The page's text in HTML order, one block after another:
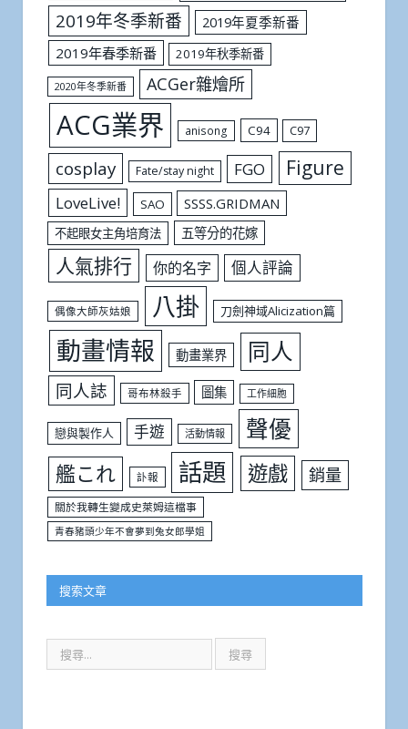
2019年冬季新番
2019年夏季新番
2019年春季新番
2019年秋季新番
2020年冬季新番 ACGer雜燴所
ACG業界 anisong C94 C97
cosplay Fate/stay night FGO Figure
LoveLive! SAO SSSS.GRIDMAN
不起眼女主角培育法 五等分的花嫁
人氣排行 你的名字 個人評論
偶像大師灰姑娘 八掛 刀劍神域Alicization篇
動畫情報 動畫業界 同人
同人誌 哥布林殺手 圖集 工作細胞
戀與製作人 手遊 活動情報 聲優
艦これ 訃報 話題 遊戲 銷量
關於我轉生變成史萊姆這檔事
青春豬頭少年不會夢到兔女郎學姐
搜索文章